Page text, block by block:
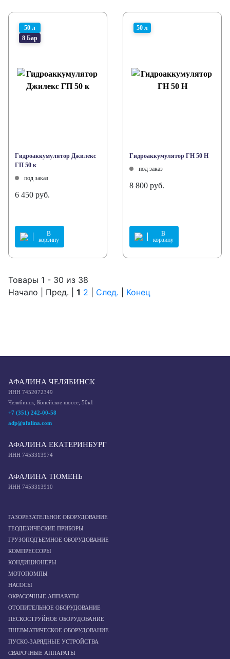
50 л
8 Бар
Гидроаккумулятор Джилекс
ГП 50 к
под заказ
6 450 руб.
В
корзину
50 л
Гидроаккумулятор ГН 50 Н
под заказ
8 800 руб.
В
корзину
Товары 1 - 30 из 38
Начало | Пред. | 1 2 След. Конец
АФАЛИНА ЧЕЛЯБИНСК
ИНН 7452072349
Челябинск, Копейское шоссе, 50к1
+7 (351) 242-00-58
adp@afalina.com
АФАЛИНА ЕКАТЕРИНБУРГ
ИНН 7453313974
АФАЛИНА ТЮМЕНЬ
ИНН 7453313910
ГАЗОРЕЗАТЕЛЬНОЕ ОБОРУДОВАНИЕ
ГЕОДЕЗИЧЕСКИЕ ПРИБОРЫ
ГРУЗОПОДЪЕМНОЕ ОБОРУДОВАНИЕ
КОМПРЕССОРЫ
КОНДИЦИОНЕРЫ
МОТОПОМПЫ
НАСОСЫ
ОКРАСОЧНЫЕ АППАРАТЫ
ОТОПИТЕЛЬНОЕ ОБОРУДОВАНИЕ
ПЕСКОСТРУЙНОЕ ОБОРУДОВАНИЕ
ПНЕВМАТИЧЕСКОЕ ОБОРУДОВАНИЕ
ПУСКО-ЗАРЯДНЫЕ УСТРОЙСТВА
СВАРОЧНЫЕ АППАРАТЫ